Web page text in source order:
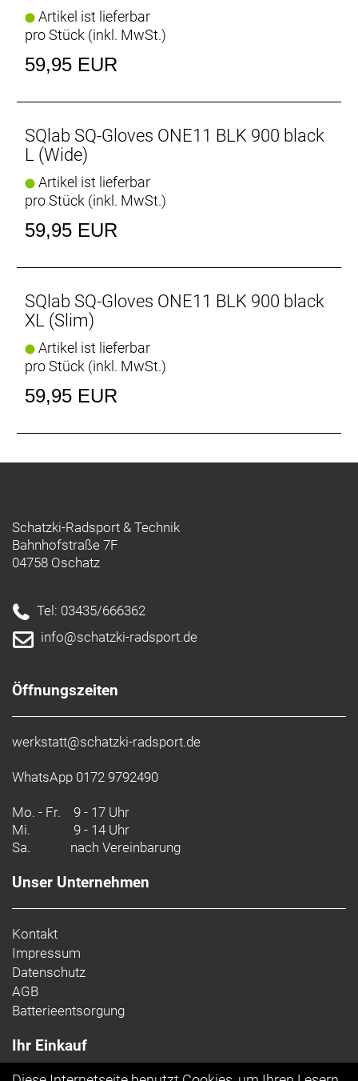
Artikel ist lieferbar
pro Stück (inkl. MwSt.)
59,95 EUR
SQlab SQ-Gloves ONE11 BLK 900 black
L (Wide)
Artikel ist lieferbar
pro Stück (inkl. MwSt.)
59,95 EUR
SQlab SQ-Gloves ONE11 BLK 900 black
XL (Slim)
Artikel ist lieferbar
pro Stück (inkl. MwSt.)
59,95 EUR
Schatzki-Radsport & Technik
Bahnhofstraße 7F
04758 Oschatz
Tel: 03435/666362
info@schatzki-radsport.de
Öffnungszeiten
werkstatt@schatzki-radsport.de
WhatsApp 0172 9792490
Mo. - Fr. 9 - 17 Uhr
Mi.
9 - 14 Uhr
Sa.
nach Vereinbarung
Unser Unternehmen
Kontakt
Impressum
Datenschutz
AGB
Batterieentsorgung
Ihr Einkauf